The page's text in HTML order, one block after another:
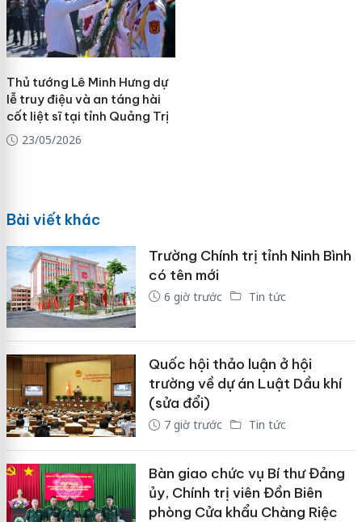
Thủ tướng Lê Minh Hưng dự
lễ truy điệu và an táng hài
cốt liệt sĩ tại tỉnh Quảng Trị
23/05/2026
Bài viết khác
Trường Chính trị tỉnh Ninh Bình
có tên mới
6 giờ trước Tin tức
Quốc hội thảo luận ở hội
trường về dự án Luật Dầu khí
(sửa đổi)
7 giờ trước Tin tức
Bàn giao chức vụ Bí thư Đảng
ủy, Chính trị viên Đồn Biên
phòng Cửa khẩu Chàng Riệc